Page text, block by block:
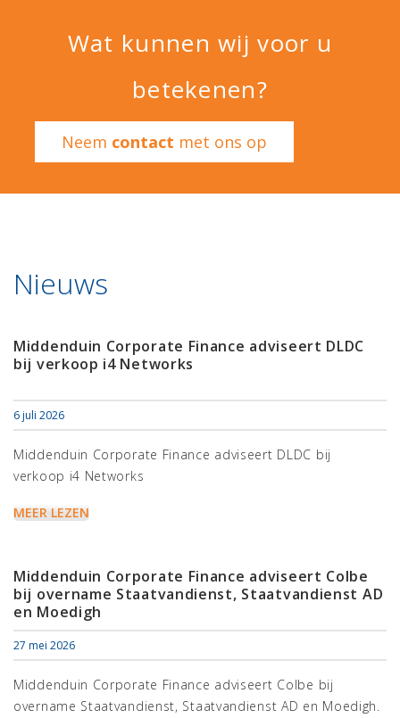
Wat kunnen wij voor u
betekenen?
Neem contact met ons op
Nieuws
Middenduin Corporate Finance adviseert DLDC
bij verkoop i4 Networks
6 juli 2026
Middenduin Corporate Finance adviseert DLDC bij
verkoop i4 Networks
MEER LEZEN
Middenduin Corporate Finance adviseert Colbe
bij overname Staatvandienst, Staatvandienst AD
en Moedigh
27 mei 2026
Middenduin Corporate Finance adviseert Colbe bij
overname Staatvandienst, Staatvandienst AD en Moedigh.